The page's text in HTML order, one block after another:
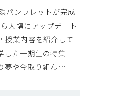
パンフレットが完成
大幅にアップデート
授業内容を紹介して
した一期生の特集
夢や今取り組ん…